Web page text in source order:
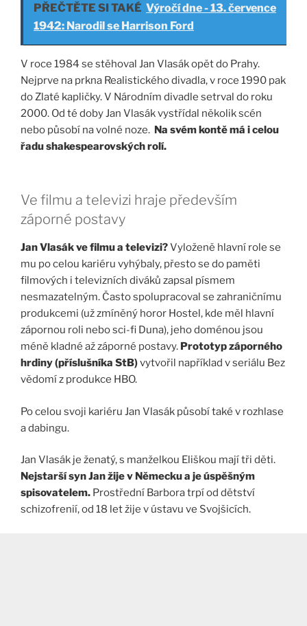
PŘEČTĚTE SI TAKÉ Výročí dne - 13. července
1942: Narodil se Harrison Ford
V roce 1984 se stěhoval Jan Vlasák opět do Prahy.
Nejprve na prkna Realistického divadla, v roce 1990 pak
do Zlaté kapličky. V Národním divadle setrval do roku
2000. Od té doby Jan Vlasák vystřídal několik scén
nebo působí na volné noze. Na svém kontě má i celou
řadu shakespearovských rolí.
Ve filmu a televizi hraje především
záporné postavy
Jan Vlasák ve filmu a televizi?Vyloženě hlavní role se
mu po celou kariéru vyhýbaly, přesto se do paměti
filmových i televizních diváků zapsal písmem
nesmazatelným. Často spolupracoval se zahraničnímu
produkcemi (už zmíněný horor Hostel, kde měl hlavní
zápornou roli nebo sci-fi Duna), jeho doménou jsou
méně kladné až záporné postavy. Prototyp záporného
hrdiny (příslušníka StB)vytvořil například v seriálu Bez
vědomí z produkce HBO.
Po celou svoji kariéru Jan Vlasák působí také v rozhlase
a dabingu.
Jan Vlasák je ženatý, s manželkou Eliškou mají tři děti.
Nejstarší syn Jan žije v Německu a je úspěšným
spisovatelem. Prostřední Barbora trpí od dětství
schizofrenií, od 18 let žije v ústavu ve Svojšicích.